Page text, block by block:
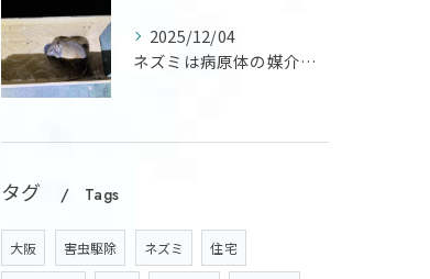
2025/12/04
ネズミは病原体の媒介などの衛生面の被害や家屋に侵入し配線をか...
タグ Tags
大阪 害虫駆除 ネズミ 住宅